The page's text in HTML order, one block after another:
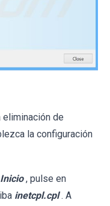
de
la configuración
Inicio , pulse en
inetcpl.cpl . A